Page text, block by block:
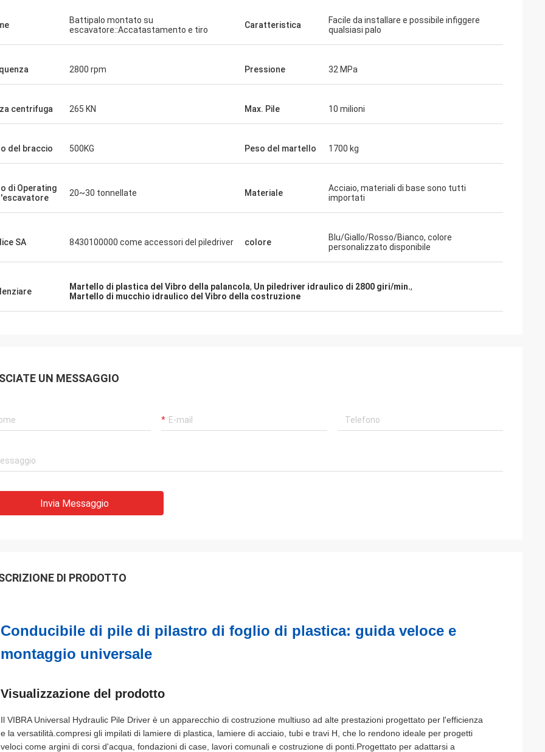
Battipalo montato su
escavatore::Accatastamento e tiro
Caratteristica
Facile da installare e possibile infiggere
qualsiasi palo
2800 rpm Pressione 32 MPa
centrifuga 265 KN Max. Pile 10 milioni
del braccio 500KG Peso del martello 1700 kg
di Operating
20~30 tonnellate Materiale
Acciaio, materiali di base sono tutti
importati
SA 8430100000 come accessori del piledriver colore
Blu/Giallo/Rosso/Bianco, colore
personalizzato disponibile
Martello di plastica del Vibro della palancola, Un piledriver idraulico di 2800 giri/min.,
Martello di mucchio idraulico del Vibro della costruzione
UN MESSAGGIO
Invia Messaggio
DI PRODOTTO
Conducibile di pile di pilastro di foglio di plastica: guida veloce e
montaggio universale
Visualizzazione del prodotto
Il VIBRA Universal Hydraulic Pile Driver è un apparecchio di costruzione multiuso ad alte prestazioni progettato per l'efficienza
e la versatilità.compresi gli impilati di lamiere di plastica, lamiere di acciaio, tubi e travi H, che lo rendono ideale per progetti
veloci come argini di corsi d'acqua, fondazioni di case, lavori comunali e costruzione di ponti.Progettato per adattarsi a